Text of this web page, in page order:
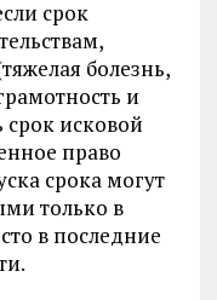
срок
болезнь,
и
срок исковой
право
срока могут
только в
в последние